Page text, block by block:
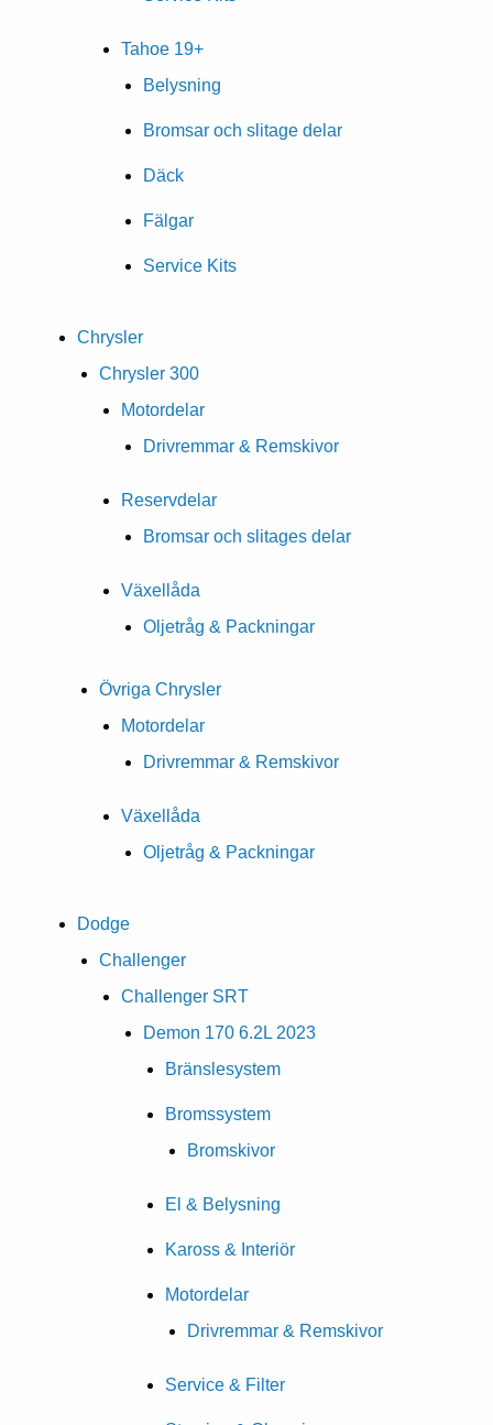
Tahoe 19+
Belysning
Bromsar och slitage delar
Däck
Fälgar
Service Kits
Chrysler
Chrysler 300
Motordelar
Drivremmar & Remskivor
Reservdelar
Bromsar och slitages delar
Växellåda
Oljetråg & Packningar
Övriga Chrysler
Motordelar
Drivremmar & Remskivor
Växellåda
Oljetråg & Packningar
Dodge
Challenger
Challenger SRT
Demon 170 6.2L 2023
Bränslesystem
Bromssystem
Bromskivor
El & Belysning
Kaross & Interiör
Motordelar
Drivremmar & Remskivor
Service & Filter